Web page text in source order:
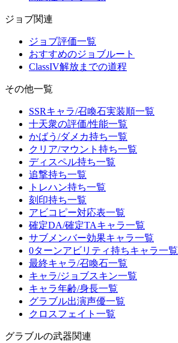
ジョブ関連
ジョブ評価一覧
おすすめのジョブルート
ClassIV解放までの道程
その他一覧
SSRキャラ/召喚石実装順一覧
十天衆の評価/性能一覧
かばう/ダメカ持ち一覧
クリア/マウント持ち一覧
ディスペル持ち一覧
追撃持ち一覧
トレハン持ち一覧
刻印持ち一覧
アビコピー対応表一覧
確定DA/確定TAキャラ一覧
サブメンバー効果キャラ一覧
0ターンアビリティ持ちキャラ一覧
最終キャラ/召喚石一覧
キャラ/ジョブスキン一覧
キャラ年齢/身長一覧
グラブル出演声優一覧
クロスフェイト一覧
グラブルの武器関連